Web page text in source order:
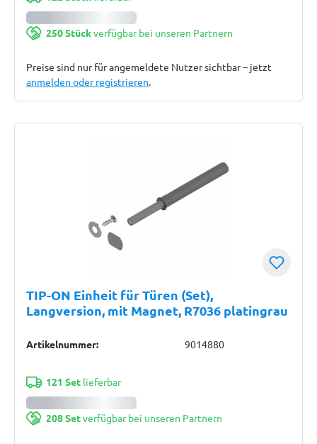
250 Stückverfügbar bei unseren Partnern
Preise sind nur für angemeldete Nutzer sichtbar – jetzt
anmelden oder registrieren.
TIP-ON Einheit für Türen (Set),
Langversion, mit Magnet, R7036 platingrau
Artikelnummer: 9014880
121 Setlieferbar
208 Setverfügbar bei unseren Partnern